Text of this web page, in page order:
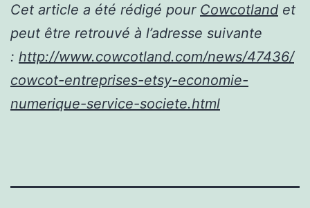
Cet article a été rédigé pour Cowcotland et
peut être retrouvé à l’adresse suivante
: http://www.cowcotland.com/news/47436/
cowcot-entreprises-etsy-economie-
numerique-service-societe.html